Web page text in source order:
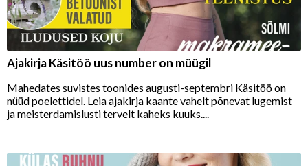
Ajakirja Käsitöö uus number on müügil
Mahedates suvistes toonides augusti-septembri Käsitöö on
nüüd poelettidel. Leia ajakirja kaante vahelt põnevat lugemist
ja meisterdamislusti tervelt kaheks kuuks....